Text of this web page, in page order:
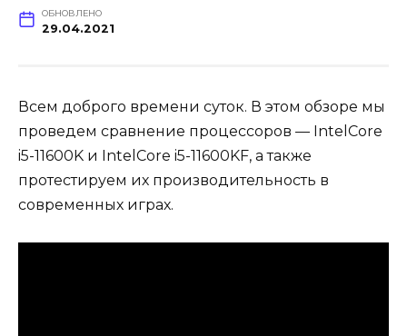
ОБНОВЛЕНО
29.04.2021
Всем доброго времени суток. В этом обзоре мы
проведем сравнение процессоров — IntelCore
i5-11600K и IntelCore i5-11600KF, а также
протестируем их производительность в
современных играх.